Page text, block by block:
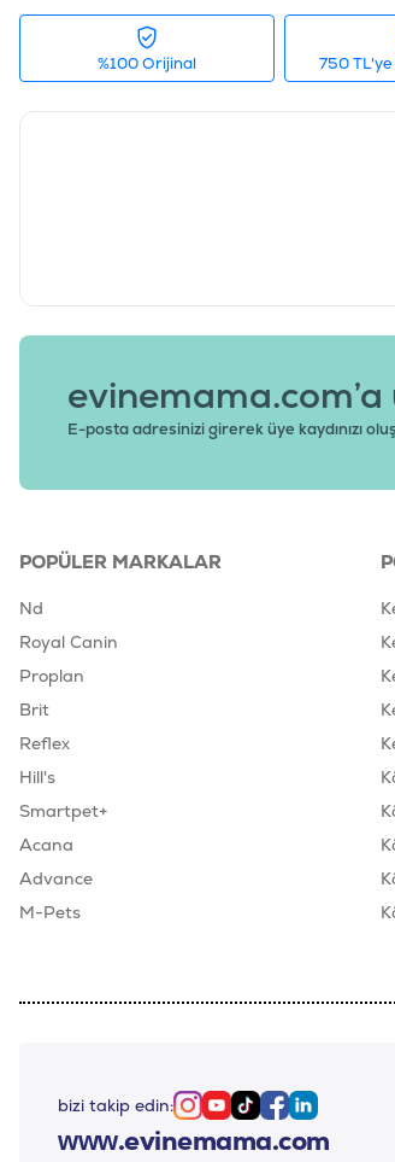
%100 Orijinal 750
evinemama.com’a
E-posta adresinizi girerek üye kaydınızı
POPÜLER MARKALAR
Nd
Royal Canin
Proplan
Brit
Reflex
Hill's
Smartpet+
Acana
Advance
M-Pets
bizi takip edin: Instagram
Youtube
TiktokFacebook
Linkedin
www.evinemama.com